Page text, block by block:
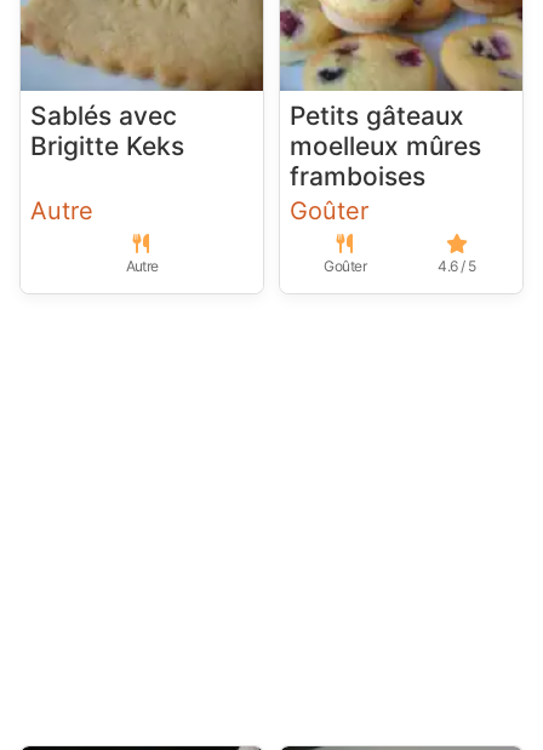
Sablés avec
Brigitte Keks
Autre
Autre
Petits gâteaux
moelleux mûres
framboises
Goûter
Goûter 4.6 / 5